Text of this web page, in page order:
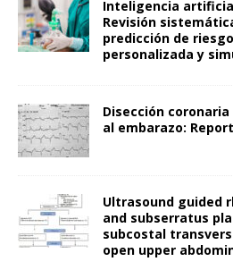
Inteligencia
Revisión
predicción de
personalizada y
Disección
al embarazo:
Ultrasound guided
and subserratus
subcostal
open upper